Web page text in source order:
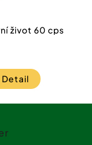
život 60 cps
Detail